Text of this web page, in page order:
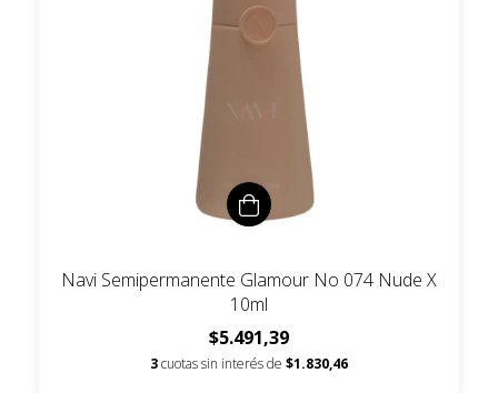
Navi Semipermanente Glamour No 074 Nude X
10ml
$5.491,39
3cuotas sin interés de $1.830,46